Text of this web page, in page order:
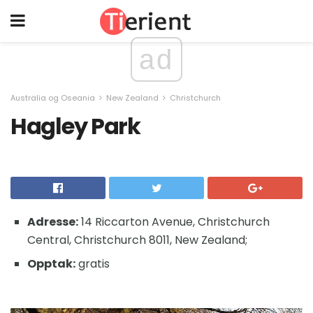
ad
Australia og Oseania New Zealand Christchurch
Hagley Park
Adresse:14 Riccarton Avenue, Christchurch
Central, Christchurch 8011, New Zealand;
Opptak:gratis